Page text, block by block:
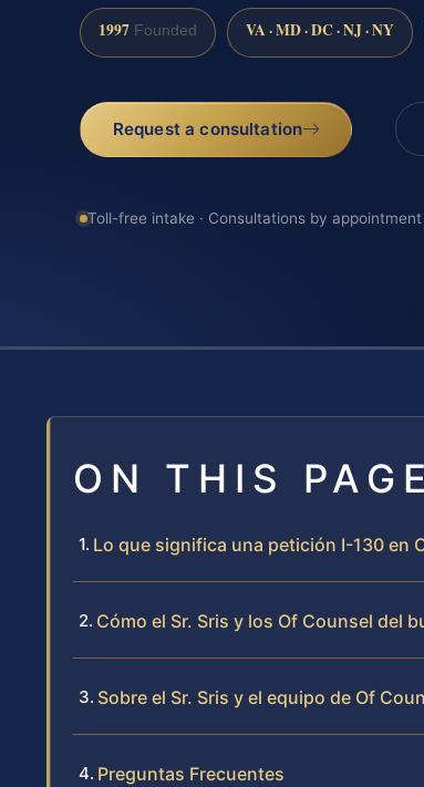
1997 Founded VA · MD · DC · NJ · NY
Request a consultation
Toll-free intake · Consultations by
ON THIS PAGE
Lo que significa una petición I-130 en
Cómo el Sr. Sris y los Of Counsel del
Sobre el Sr. Sris y el equipo de Of
Preguntas Frecuentes